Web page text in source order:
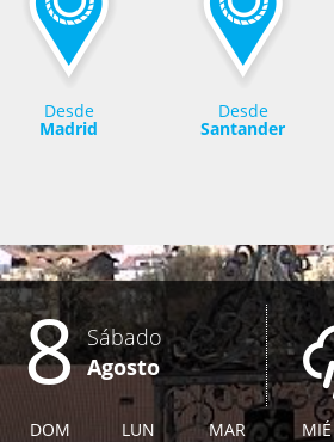
Desde
Madrid
Desde
Santander
8 Sábado
Agosto
DOM LUN MAR MIÉ